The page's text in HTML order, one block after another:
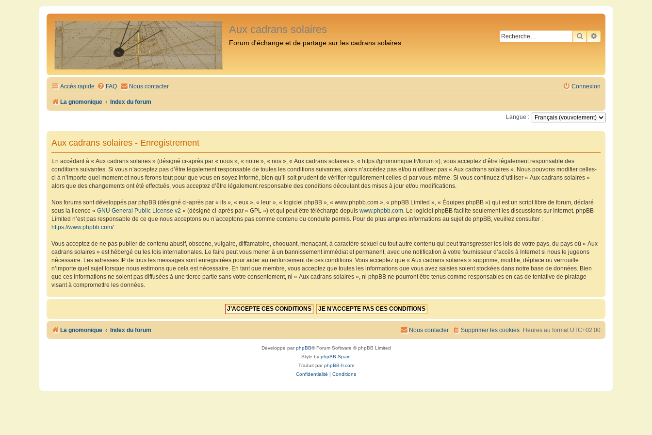
Aux cadrans solaires
Forum d'échange et de partage sur les cadrans solaires
RECHERCHER
RECHERCHE
Accès rapide FAQ Nous contacter Connexion
La gnomonique Index du forum
Langue :
Aux cadrans solaires - Enregistrement
En accédant à « Aux cadrans solaires » (désigné ci-après par « nous », « notre », « nos », « Aux cadrans solaires », « https://gnomonique.fr/forum »), vous acceptez d’être légalement responsable des
conditions suivantes. Si vous n’acceptez pas d’être légalement responsable de toutes les conditions suivantes, alors n’accédez pas et/ou n’utilisez pas « Aux cadrans solaires ». Nous pouvons modifier celles-
ci à n’importe quel moment et nous ferons tout pour que vous en soyez informé, bien qu’il soit prudent de vérifier régulièrement celles-ci par vous-même. Si vous continuez d’utiliser « Aux cadrans solaires »
alors que des changements ont été effectués, vous acceptez d’être légalement responsable des conditions découlant des mises à jour et/ou modifications.
Nos forums sont développés par phpBB (désigné ci-après par « ils », « eux », « leur », « logiciel phpBB », « www.phpbb.com », « phpBB Limited », « Équipes phpBB ») qui est un script libre de forum, déclaré
sous la licence « GNU General Public License v2 » (désigné ci-après par « GPL ») et qui peut être téléchargé depuis www.phpbb.com . Le logiciel phpBB facilite seulement les discussions sur Internet. phpBB
Limited n’est pas responsable de ce que nous acceptons ou n’acceptons pas comme contenu ou conduite permis. Pour de plus amples informations au sujet de phpBB, veuillez consulter :
https://www.phpbb.com/.
Vous acceptez de ne pas publier de contenu abusif, obscène, vulgaire, diffamatoire, choquant, menaçant, à caractère sexuel ou tout autre contenu qui peut transgresser les lois de votre pays, du pays où « Aux
cadrans solaires » est hébergé ou les lois internationales. Le faire peut vous mener à un bannissement immédiat et permanent, avec une notification à votre fournisseur d’accès à Internet si nous le jugeons
nécessaire. Les adresses IP de tous les messages sont enregistrées pour aider au renforcement de ces conditions. Vous acceptez que « Aux cadrans solaires » supprime, modifie, déplace ou verrouille
n’importe quel sujet lorsque nous estimons que cela est nécessaire. En tant que membre, vous acceptez que toutes les informations que vous avez saisies soient stockées dans notre base de données. Bien
que ces informations ne soient pas diffusées à une tierce partie sans votre consentement, ni « Aux cadrans solaires », ni phpBB ne pourront être tenus comme responsables en cas de tentative de piratage
visant à compromettre les données.
La gnomonique Index du forum Heures au format UTC+02:00
Supprimer les cookies
Nous contacter
Développé parphpBB® Forum Software © phpBB Limited
Style by phpBB Spain
Traduit parphpBB-fr.com
Confidentialité | Conditions